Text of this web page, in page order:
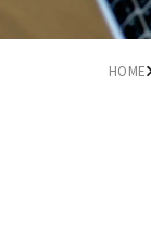
HOME